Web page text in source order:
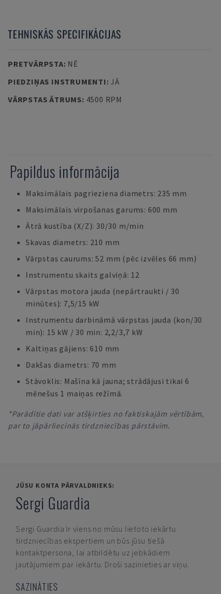
TEHNISKĀS SPECIFIKĀCIJAS
PRETVĀRPSTA: NĒ
PIEDZIŅAS INSTRUMENTI:JĀ
VĀRPSTAS ĀTRUMS: 4500 RPM
Papildus informācija
Maksimālais pagrieziena diametrs: 235 mm
Maksimālais virpošanas garums: 600 mm
Ātrā kustība (X/Z): 30/30 m/min
Skavas diametrs: 210 mm
Vārpstas caurums: 52 mm (pēc izvēles 66 mm)
Instrumentu skaits galviņā: 12
Vārpstas motora jauda (nepārtraukti / 30
minūtes): 7,5/15 kW
Instrumentu darbināmā vārpstas jauda (kon/30
min): 15 kW / 30 min: 2,2/3,7 kW
Kaltiņas gājiens: 610 mm
Dakšas diametrs: 70 mm
Stāvoklis: Mašīna kā jauna; strādājusi tikai 6
mēnešus 1 maiņas režīmā.
*Parādītie dati var atšķirties no faktiskajām vērtībām,
par to jāpārliecinās tirdzniecības pārstāvim.
JŪSU KONTA PĀRVALDNIEKS:
Sergi Guardia
Sergi Guardia Ir viens no mūsu lietoto iekārtu
tirdzniecības ekspertiem un būs jūsu tiešā
kontaktpersona, lai atbildētu uz jebkādiem
jautājumiem par iekārtu. Droši sazinieties ar viņu.
SAZINĀTIES